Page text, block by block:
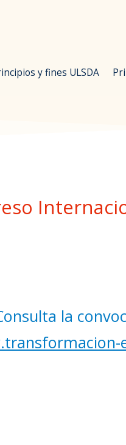
y fines ULSDA
la